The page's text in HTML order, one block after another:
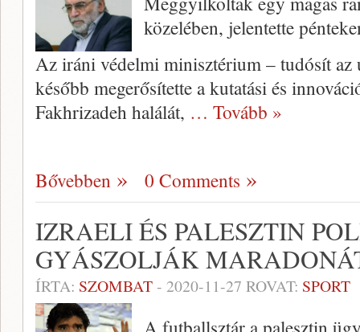
közelében, jelentette
Az iráni védelmi minisztérium – tudósít
később megerősítette a kutatási és
Fakhrizadeh halálát, … Tovább »
Bővebben 0 Comments
IZRAELI ÉS PALESZTIN
GYÁSZOLJÁK
ÍRTA: SZOMBAT- 2020-11-27 ROVAT: SPORT